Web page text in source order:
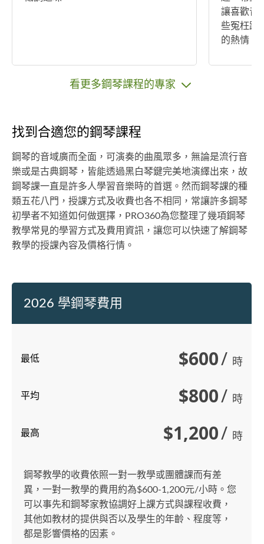
讓喜歡音
些冤枉路
的熱情，
看更多鋼琴課程的專家
找到合適您的鋼琴課程
鋼琴的音域廣而全面，可演奏的曲風眾多，無論是流行音
樂或是古典鋼琴，皆能透過黑白琴鍵完美地演繹出來，故
鋼琴課一直是許多人學習音樂時的首選。然而鋼琴課的種
類五花八門，授課方式及收費也各不相同，常讓許多鋼琴
初學者不知道如何做選擇，PRO360為您整理了幾項鋼琴
教學常見的學習方式及費用資訊，讓您可以快速了解鋼琴
教學的授課內容及價格行情。
2026 學鋼琴費用
最低 $600/ 時
平均 $800/ 時
最高 $1,200/ 時
鋼琴教學的收費依照一對一教學或團體課而有差
異，一對一教學的費用約為$600-1,200元/小時。您
可以事先和鋼琴家教協調好上課方式與課程收費，
其他如教材的提供與否以及學生的年齡、程度等，
都是影響價格的因素。